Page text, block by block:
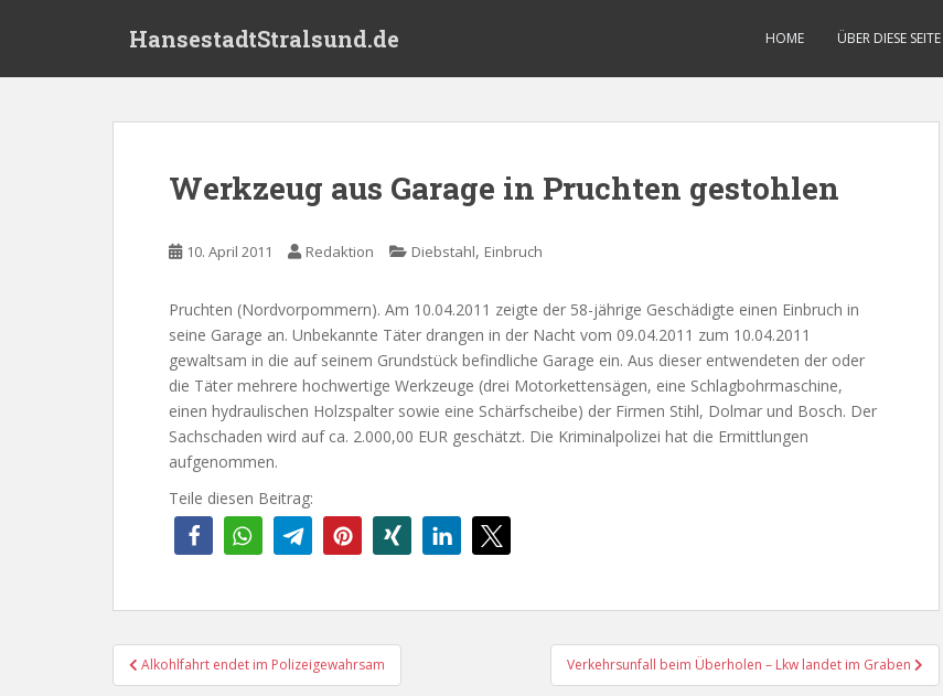
HansestadtStralsund.de HOME ÜBER DIESE SEITE
Werkzeug aus Garage in Pruchten gestohlen
10. April 2011 Redaktion Diebstahl, Einbruch
Pruchten (Nordvorpommern). Am 10.04.2011 zeigte der 58-jährige Geschädigte einen Einbruch in
seine Garage an. Unbekannte Täter drangen in der Nacht vom 09.04.2011 zum 10.04.2011
gewaltsam in die auf seinem Grundstück befindliche Garage ein. Aus dieser entwendeten der oder
die Täter mehrere hochwertige Werkzeuge (drei Motorkettensägen, eine Schlagbohrmaschine,
einen hydraulischen Holzspalter sowie eine Schärfscheibe) der Firmen Stihl, Dolmar und Bosch. Der
Sachschaden wird auf ca. 2.000,00 EUR geschätzt. Die Kriminalpolizei hat die Ermittlungen
aufgenommen.
Teile diesen Beitrag:
Beitragsnavigation
Alkohlfahrt endet im Polizeigewahrsam Verkehrsunfall beim Überholen – Lkw landet im Graben